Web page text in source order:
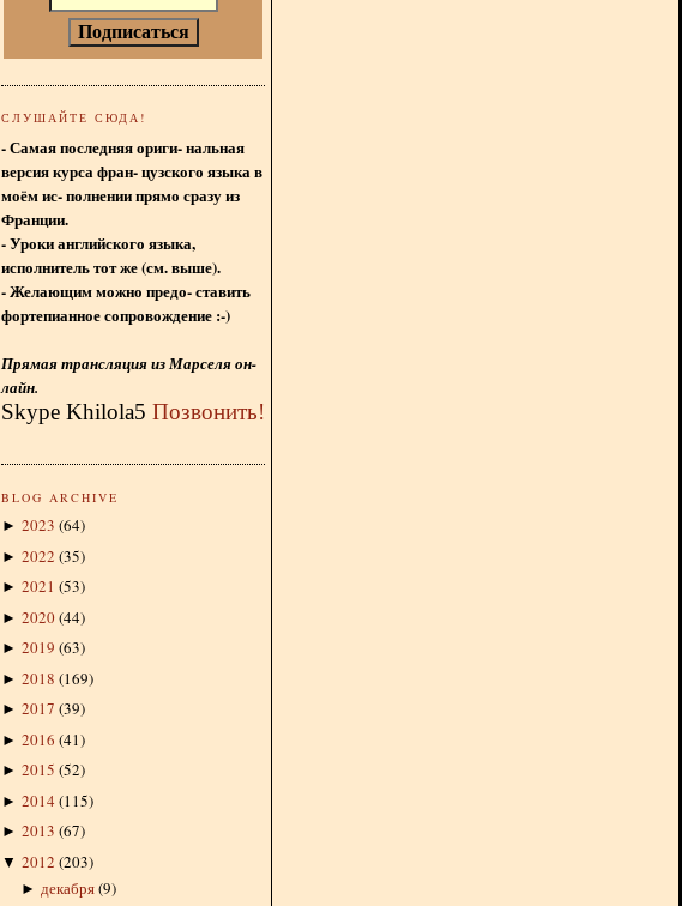
СЛУШАЙТЕ СЮДА!
- Самая последняя ориги- нальная
версия курса фран- цузского языка в
моём ис- полнении прямо сразу из
Франции.
- Уроки английского языка,
исполнитель тот же (см. выше).
- Желающим можно предо- ставить
фортепианное сопровождение :-)
Прямая трансляция из Марселя он-
лайн.
Skype Khilola5 Позвонить!
BLOG ARCHIVE
► 2023 (64)
► 2022 (35)
► 2021 (53)
► 2020(44)
► 2019 (63)
► 2018 (169)
► 2017 (39)
► 2016 (41)
► 2015 (52)
► 2014 (115)
► 2013 (67)
▼ 2012 (203)
► декабря(9)